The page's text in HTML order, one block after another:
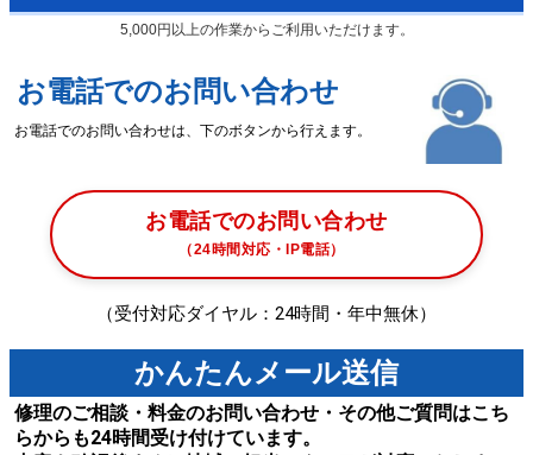
5,000円以上の作業からご利用いただけます。
お電話でのお問い合わせ
お電話でのお問い合わせは、下のボタンから行えます。
お電話でのお問い合わせ
（24時間対応・IP電話）
（受付対応ダイヤル：24時間・年中無休）
かんたんメール送信
修理のご相談・料金のお問い合わせ・その他ご質問はこち
らからも24時間受け付けています。